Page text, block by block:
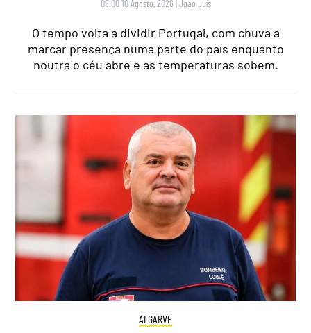
09:00 10 Agosto, 2026 João Luís
O tempo volta a dividir Portugal, com chuva a
marcar presença numa parte do país enquanto
noutra o céu abre e as temperaturas sobem.
ALGARVE